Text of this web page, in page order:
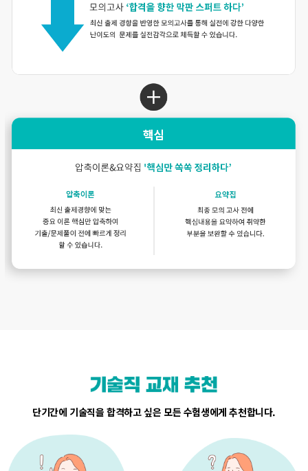
단기간에 기술직을 합격하고 싶은 모든 수험생에게 추천합니다.